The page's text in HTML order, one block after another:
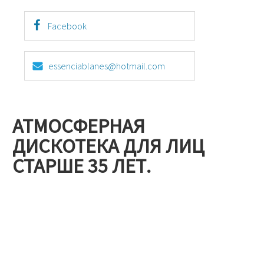
АТМОСФЕРНАЯ
ДИСКОТЕКА ДЛЯ ЛИЦ
СТАРШЕ 35 ЛЕТ.
Facebook
essenciablanes@hotmail.com